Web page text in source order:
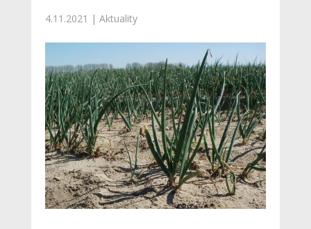
4.11.2021 | Aktuality